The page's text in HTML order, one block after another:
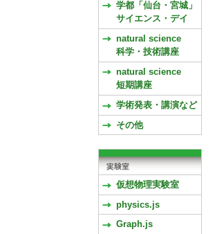
学都「仙台・宮城」
サイエンス・デイ
natural science
科学・技術講座
natural science
短期講座
学術発表・講演など
その他
仮想物理実験室
physics.js
Graph.js